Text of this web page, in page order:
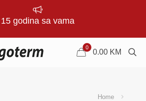
15 godina sa vama
0
0.00 KM
Home